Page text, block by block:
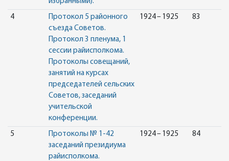
4
Протокол 5 районного
съезда Советов.
Протокол 3 пленума, 1
сессии райисполкома.
Протоколы совещаний,
занятий на курсах
председателей сельских
Советов, заседаний
учительской
конференции.
1924 – 1925 83
5
Протоколы № 1-42
заседаний президиума
райисполкома.
1924 – 1925 84